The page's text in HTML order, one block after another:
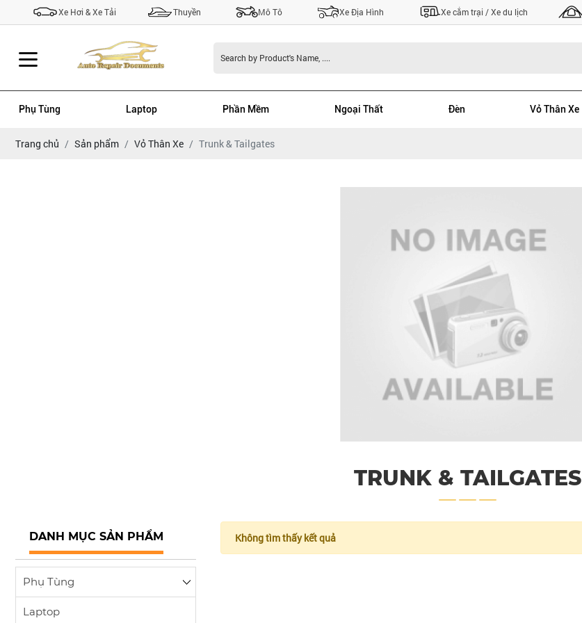
Xe Hơi & Xe Tải Thuyền Mô Tô Xe Địa Hình Xe cắm trại / Xe du lịch
Phụ Tùng Laptop Phần Mềm Ngoại Thất Đèn Vỏ Thân Xe
Trang chủ Sản phẩm Vỏ Thân Xe Trunk & Tailgates
TRUNK & TAILGATES
DANH MỤC SẢN PHẨM
Phụ Tùng
Laptop
Không tìm thấy kết quả